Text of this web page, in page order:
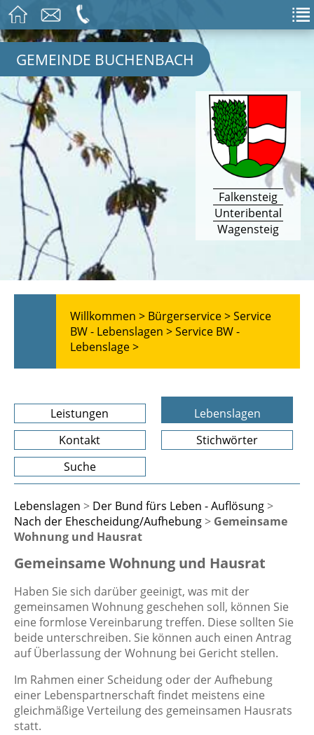
GEMEINDE BUCHENBACH
Falkensteig
Unteribental
Wagensteig
Willkommen > Bürgerservice >Service
BW - Lebenslagen >Service BW -
Lebenslage >
Leistungen
Lebenslagen
Kontakt
Stichwörter
Suche
Lebenslagen > Der Bund fürs Leben - Auflösung>
Nach der Ehescheidung/Aufhebung> Gemeinsame
Wohnung und Hausrat
Gemeinsame Wohnung und Hausrat
Haben Sie sich darüber geeinigt, was mit der
gemeinsamen Wohnung geschehen soll, können Sie
eine formlose Vereinbarung treffen. Diese sollten Sie
beide unterschreiben. Sie können auch einen Antrag
auf Überlassung der Wohnung bei Gericht stellen.
Im Rahmen einer Scheidung oder der Aufhebung
einer Lebenspartnerschaft findet meistens eine
gleichmäßige Verteilung des gemeinsamen Hausrats
statt.